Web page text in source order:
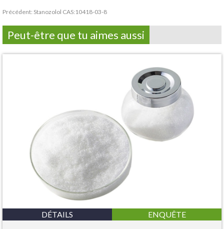
Précédent: Stanozolol CAS:10418-03-8
Peut-être que tu aimes aussi
DÉTAILS ENQUÊTE